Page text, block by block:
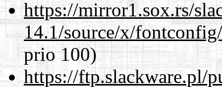
https://mirror1.sox.rs/
14.1/source/x/
prio 100)
https://ftp.slackware.pl/